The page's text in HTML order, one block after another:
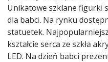
Unikatowe szklane figurki
dla babci. Na rynku
statuetek.
kształcie serca ze szkła
LED. Na dzień babci